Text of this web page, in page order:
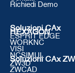
Richiedi Demo
Soluzioni CAx
HEXAGON
ESPRIT EDGE
WORKNC
VISI
NCSIMUL
Soluzioni CAx
ZW3D
ZWCAD